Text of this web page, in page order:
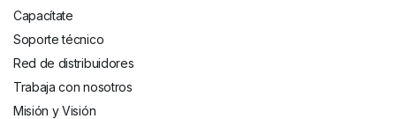
Capacítate
Soporte técnico
Red de distribuidores
Trabaja con nosotros
Misión y Visión